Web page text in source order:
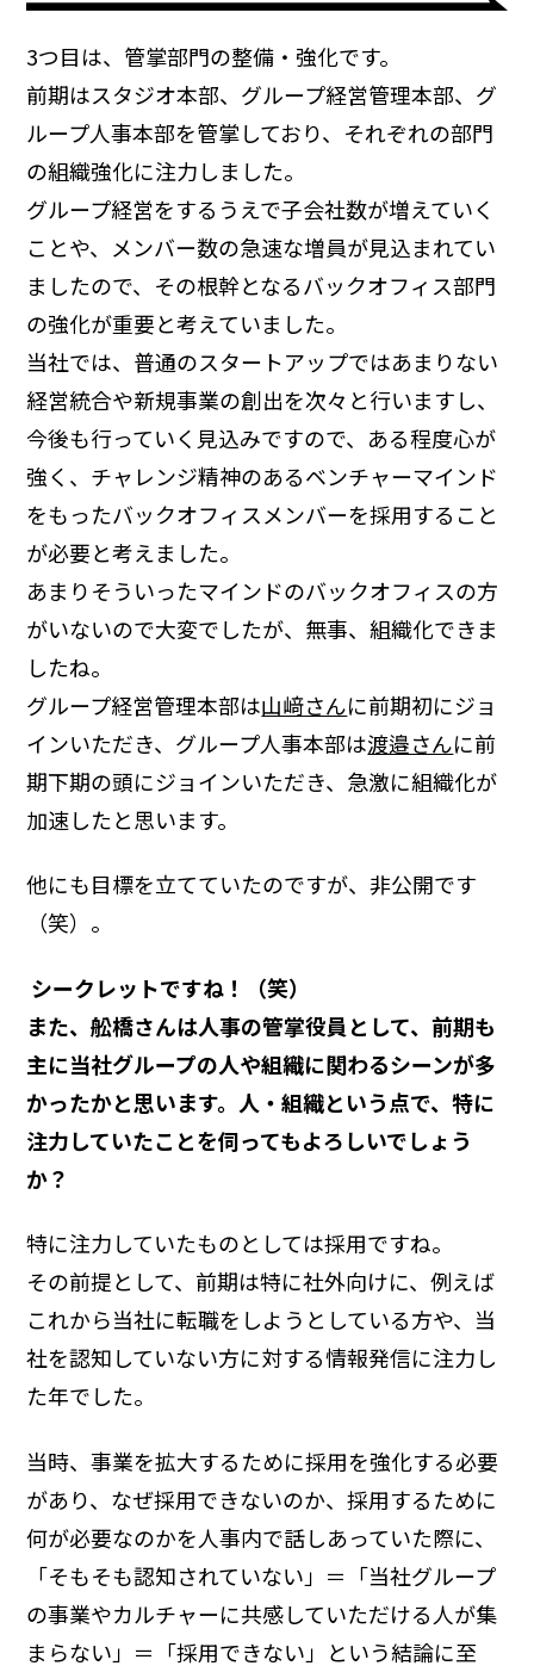
3つ目は、管掌部門の整備・強化です。
前期はスタジオ本部、グループ経営管理本部、グ
ループ人事本部を管掌しており、それぞれの部門
の組織強化に注力しました。
グループ経営をするうえで子会社数が増えていく
ことや、メンバー数の急速な増員が見込まれてい
ましたので、その根幹となるバックオフィス部門
の強化が重要と考えていました。
当社では、普通のスタートアップではあまりない
経営統合や新規事業の創出を次々と行いますし、
今後も行っていく見込みですので、ある程度心が
強く、チャレンジ精神のあるベンチャーマインド
をもったバックオフィスメンバーを採用すること
が必要と考えました。
あまりそういったマインドのバックオフィスの方
がいないので大変でしたが、無事、組織化できま
したね。
グループ経営管理本部は山﨑さんに前期初にジョ
インいただき、グループ人事本部は渡邉さんに前
期下期の頭にジョインいただき、急激に組織化が
加速したと思います。
他にも目標を立てていたのですが、非公開です
（笑）。
―― シークレットですね！（笑）
また、舩橋さんは人事の管掌役員として、前期も
主に当社グループの人や組織に関わるシーンが多
かったかと思います。人・組織という点で、特に
注力していたことを伺ってもよろしいでしょう
か？
特に注力していたものとしては採用ですね。
その前提として、前期は特に社外向けに、例えば
これから当社に転職をしようとしている方や、当
社を認知していない方に対する情報発信に注力し
た年でした。
当時、事業を拡大するために採用を強化する必要
があり、なぜ採用できないのか、採用するために
何が必要なのかを人事内で話しあっていた際に、
「そもそも認知されていない」＝「当社グループ
の事業やカルチャーに共感していただける人が集
まらない」＝「採用できない」という結論に至